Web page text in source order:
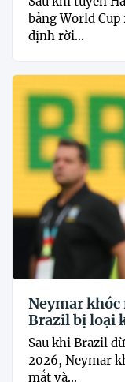
bảng World
định rời...
Neymar khóc
Brazil bị loại
Sau khi Brazil
2026, Neymar
mắt và...